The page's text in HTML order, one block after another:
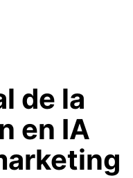
de la
en IA